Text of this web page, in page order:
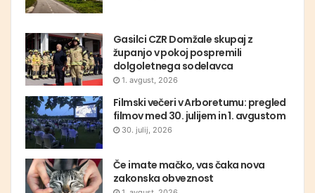
Gasilci CZR Domžale skupaj z
županjo v pokoj pospremili
dolgoletnega sodelavca
1. avgust, 2026
Filmski večeri v Arboretumu: pregled
filmov med 30. julijem in 1. avgustom
30. julij, 2026
Če imate mačko, vas čaka nova
zakonska obveznost